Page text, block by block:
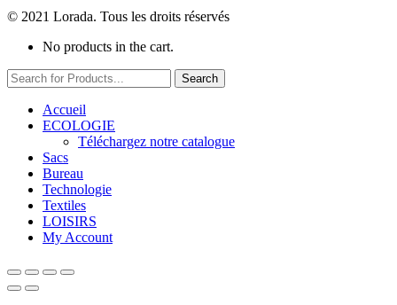
© 2021 Lorada. Tous les droits réservés
No products in the cart.
Search
Accueil
ECOLOGIE
Téléchargez notre catalogue
Sacs
Bureau
Technologie
Textiles
LOISIRS
My Account